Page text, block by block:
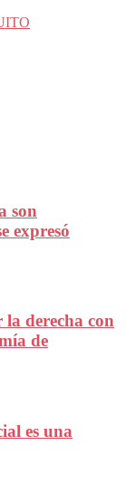
son
expresó
derecha con
de
es una